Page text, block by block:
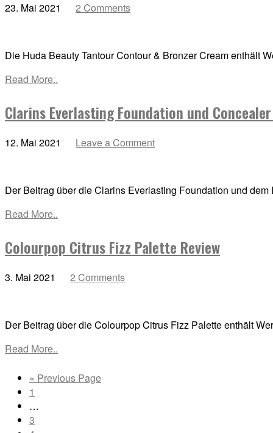
23. Mai 2021 2 Comments
Die Huda Beauty Tantour Contour & Bronzer Cream enthält
Read More..
Clarins Everlasting Foundation und
12. Mai 2021 Leave a Comment
Der Beitrag über die Clarins Everlasting Foundation und
Read More..
Colourpop Citrus Fizz Palette Review
3. Mai 2021 2 Comments
Der Beitrag über die Colourpop Citrus Fizz Palette enthält
Read More..
« Go
Previous Page
Go
to
page
1
Interim
pages
…
Go
3